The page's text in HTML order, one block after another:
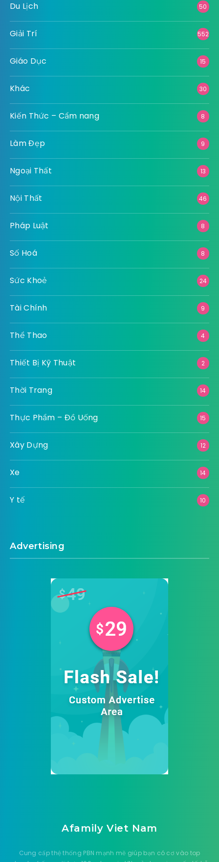
Du Lịch 50
Giải Trí 552
Giáo Dục 15
Khác 30
Kiến Thức – Cẩm nang 8
Làm Đẹp 9
Ngoại Thất 13
Nội Thất 46
Pháp Luật 8
Số Hoá 8
Sức Khoẻ 24
Tài Chính 9
Thể Thao 4
Thiết Bị Kỹ Thuật 2
Thời Trang 14
Thực Phẩm – Đồ Uống 15
Xây Dựng 12
Xe 14
Y tế 10
Advertising
Afamily Viet Nam
Cung cấp thệ thống PBN mạnh mẽ giúp bạn có cơ vào top